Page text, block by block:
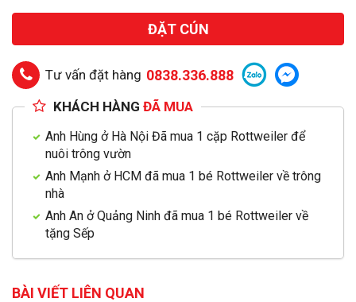
ĐẶT CÚN
Tư vấn đặt hàng 0838.336.888
KHÁCH HÀNG ĐÃ MUA
Anh Hùng ở Hà Nội Đã mua 1 cặp Rottweiler để
nuôi trông vườn
Anh Mạnh ở HCM đã mua 1 bé Rottweiler về trông
nhà
Anh An ở Quảng Ninh đã mua 1 bé Rottweiler về
tặng Sếp
BÀI VIẾT LIÊN QUAN